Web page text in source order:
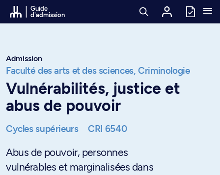
Passer au contenu
Guide
d'admission
Admission
Faculté des arts et des sciences, Criminologie
Vulnérabilités, justice et
abus de pouvoir
Cycles supérieurs CRI 6540
Abus de pouvoir, personnes
vulnérables et marginalisées dans